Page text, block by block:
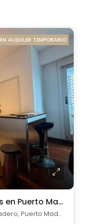
EN ALQUILER TEMPORARIO
Alquiler 2 ambientes en Puerto Madero
Lola Mora 420, Puerto Madero, Puerto Madero, Capital Federal